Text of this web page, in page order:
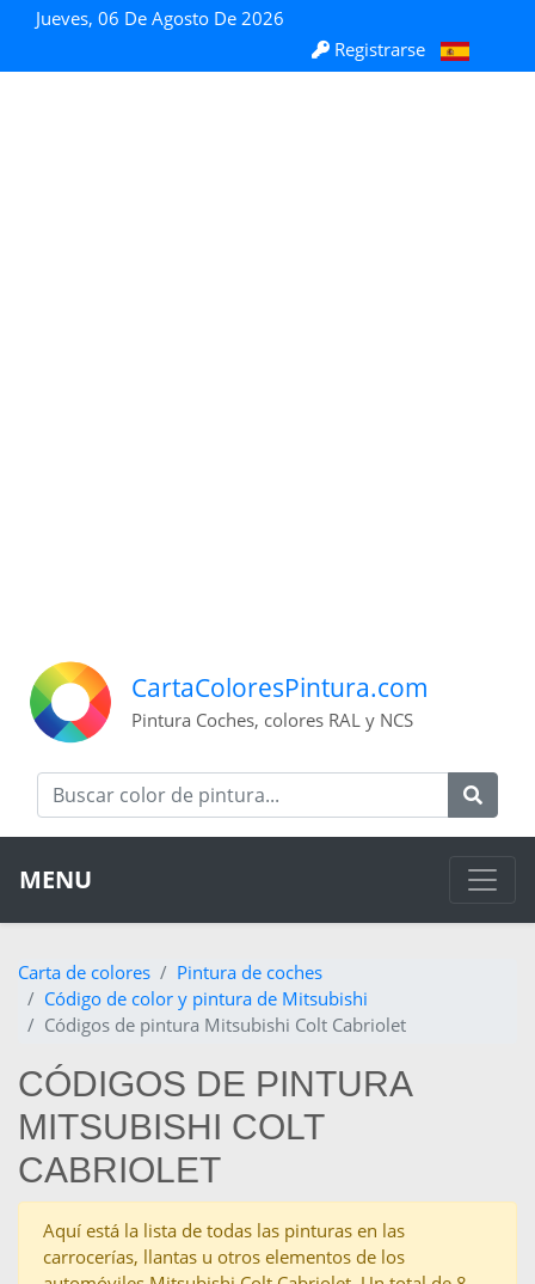
Jueves, 06 De Agosto De 2026
Registrarse
CartaColoresPintura.com
Pintura Coches, colores RAL y NCS
MENU
Carta de colores
Pintura de coches
Código de color y pintura de Mitsubishi
Códigos de pintura Mitsubishi Colt Cabriolet
CÓDIGOS DE PINTURA
MITSUBISHI COLT
CABRIOLET
Aquí está la lista de todas las pinturas en las
carrocerías, llantas u otros elementos de los